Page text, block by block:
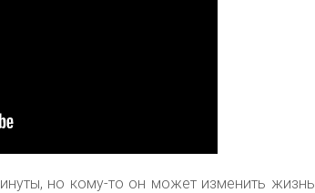
но кому-то он может изменить